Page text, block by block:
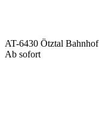
AT-6430 Ötztal Bahnhof
Ab sofort